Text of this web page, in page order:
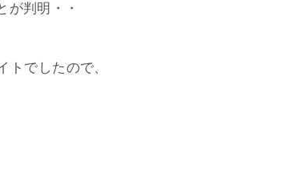
が判明・・
でしたので、